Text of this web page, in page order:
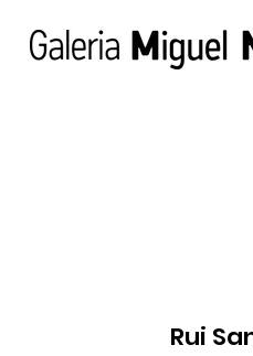
Rui